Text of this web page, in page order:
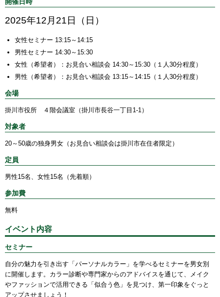
2025年12月21日（日）
女性セミナー 13:15～14:15
男性セミナー 14:30～15:30
女性（希望者）：お見合い相談会 14:30～15:30（１人30分程度）
男性（希望者）：お見合い相談会 13:15～14:15（１人30分程度）
会場
掛川市役所 ４階会議室（掛川市長谷一丁目1-1）
対象者
20～50歳の独身男女（お見合い相談会は掛川市在住者限定）
定員
男性15名、女性15名（先着順）
参加費
無料
イベント内容
セミナー
自分の魅力を引き出す「パーソナルカラー」を学べるセミナーを男女別
に開催します。カラー診断や専門家からのアドバイスを通じて、メイク
やファッションで活用できる「似合う色」を見つけ、第一印象をぐっと
アップさせましょう！